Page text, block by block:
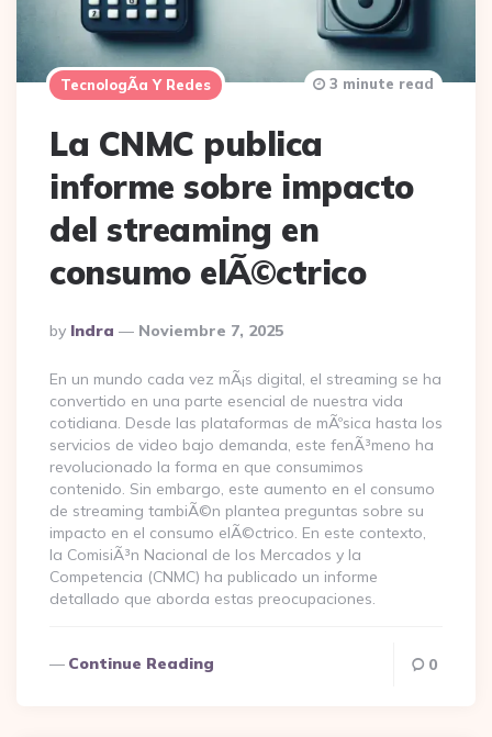
TecnologÃ­a Y Redes
La CNMC publica
informe sobre impacto
del streaming en
consumo elÃ©ctrico
Posted
By
By Indra Noviembre 7, 2025
3 minute read
En un mundo cada vez mÃ¡s digital, el streaming se ha
convertido en una parte esencial de nuestra vida
cotidiana. Desde las plataformas de mÃºsica hasta los
servicios de video bajo demanda, este fenÃ³meno ha
revolucionado la forma en que consumimos
contenido. Sin embargo, este aumento en el consumo
de streaming tambiÃ©n plantea preguntas sobre su
impacto en el consumo elÃ©ctrico. En este contexto,
la ComisiÃ³n Nacional de los Mercados y la
Competencia (CNMC) ha publicado un informe
detallado que aborda estas preocupaciones.
Continue Reading 0